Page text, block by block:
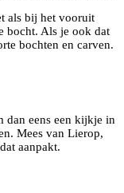
als bij het vooruit
bocht. Als je ook dat
bochten en carven.
dan eens een kijkje in
Mees van Lierop,
aanpakt.